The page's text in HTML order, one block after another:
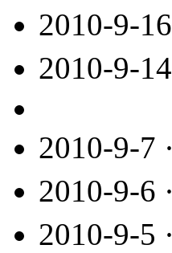
2010-9-16
2010-9-14
2010-9-7 ·
2010-9-6 ·
2010-9-5 ·